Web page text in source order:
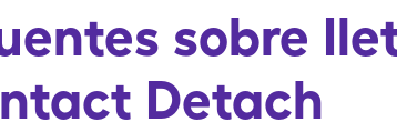
sobre
Detach